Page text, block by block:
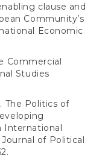
clause and
Community’s
Economic
Commercial
Studies
The Politics of
International
of Political